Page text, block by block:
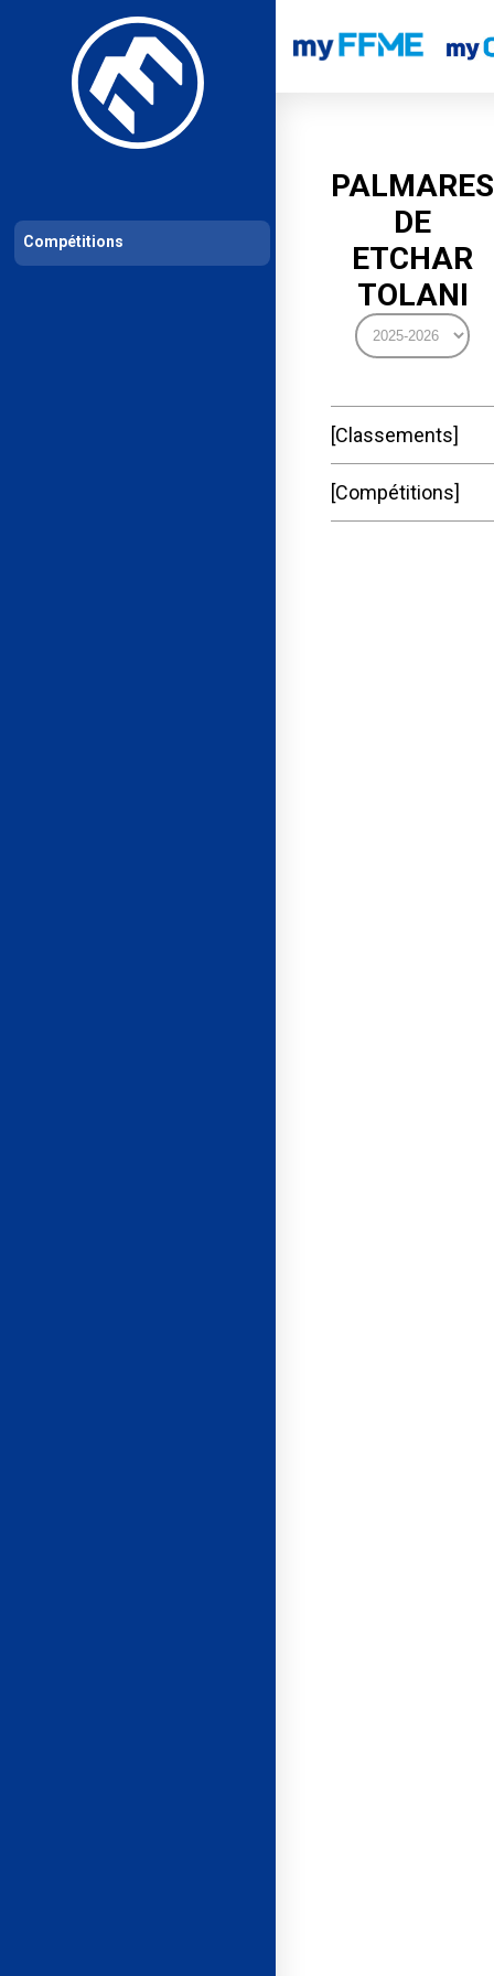
Les compétitions Calendrier de compétitions Classements
PALMARES
DE
ETCHAR
TOLANI
Classements
Compétitions
Compétitions